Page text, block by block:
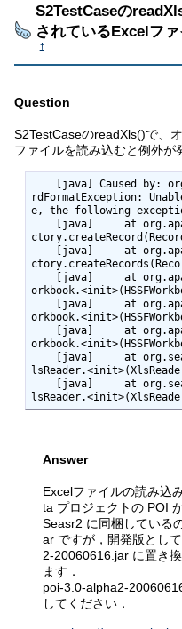
S2TestCaseの
されているExcelフ
†
Question
S2TestCaseのreadXls()で、
ファイルを読み込むと例外が
rdFormatException:
e, the following
Answer
Excelファイルの読み込
ta プロジェクトの POI
Seasr2 に同梱している
ar ですが，開発版とし
2-20060616.jar に置き
ます．
poi-3.0-alpha2-
してください．